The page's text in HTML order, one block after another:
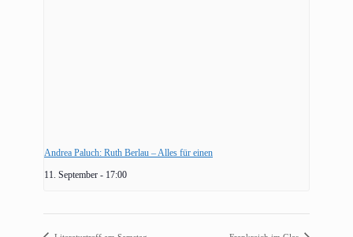
Andrea Paluch: Ruth Berlau – Alles für einen
11. September - 17:00